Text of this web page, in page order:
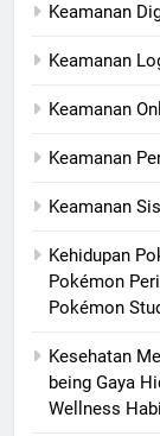
Keamanan
Keamanan
Keamanan
Keamanan
Keamanan
Kehidupan
Pokémon
Pokémon
Kesehatan
being Gaya
Wellness